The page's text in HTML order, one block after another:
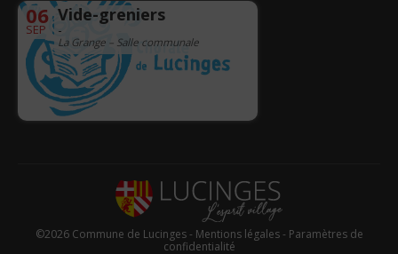
06
SEP
Vide-greniers
-
La Grange – Salle communale
©2026 Commune de Lucinges - Mentions légales- Paramètres de
confidentialité